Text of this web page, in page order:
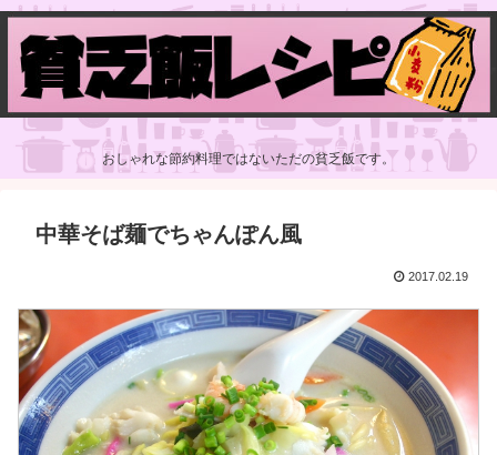
おしゃれな節約料理ではないただの貧乏飯です。
中華そば麺でちゃんぽん風
2017.02.19